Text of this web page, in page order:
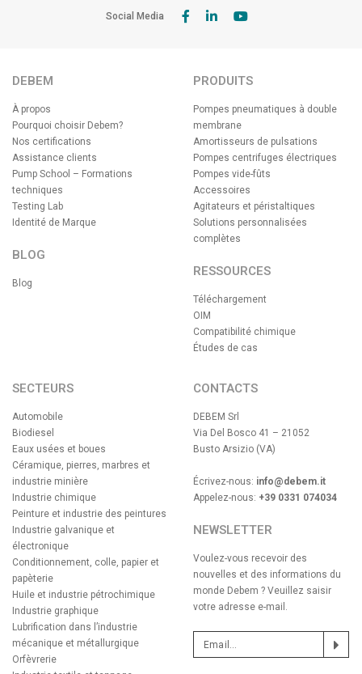
Social Media
DEBEM
À propos
Pourquoi choisir Debem?
Nos certifications
Assistance clients
Pump School – Formations
techniques
Testing Lab
Identité de Marque
BLOG
Blog
PRODUITS
Pompes pneumatiques à double
membrane
Amortisseurs de pulsations
Pompes centrifuges électriques
Pompes vide-fûts
Accessoires
Agitateurs et péristaltiques
Solutions personnalisées
complètes
RESSOURCES
Téléchargement
OIM
Compatibilité chimique
Études de cas
SECTEURS
Automobile
Biodiesel
Eaux usées et boues
Céramique, pierres, marbres et
industrie minière
Industrie chimique
Peinture et industrie des peintures
Industrie galvanique et
électronique
Conditionnement, colle, papier et
papèterie
Huile et industrie pétrochimique
Industrie graphique
Lubrification dans l’industrie
mécanique et métallurgique
Orfèvrerie
CONTACTS
DEBEM Srl
Via Del Bosco 41 – 21052
Busto Arsizio (VA)
Écrivez-nous: info@debem.it
Appelez-nous: +39 0331 074034
NEWSLETTER
Voulez-vous recevoir des
nouvelles et des informations du
monde Debem ? Veuillez saisir
votre adresse e-mail.